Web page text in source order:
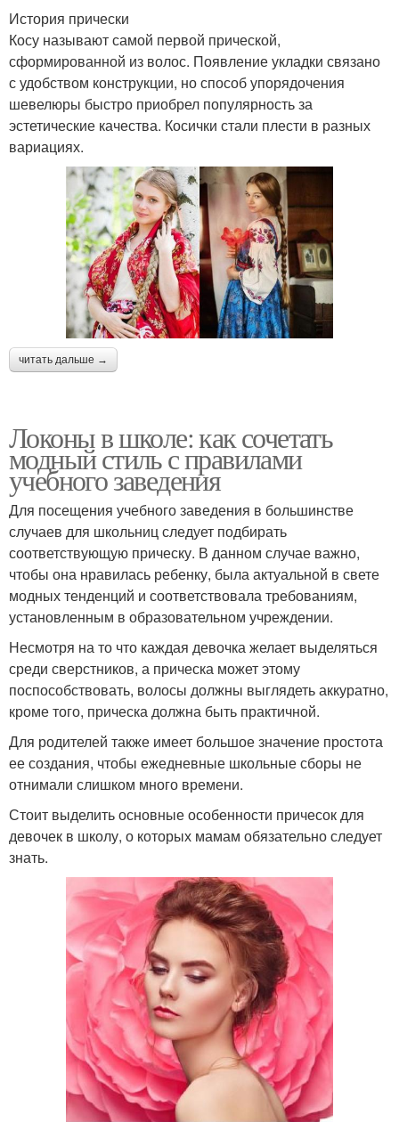
История прически
Косу называют самой первой прической,
сформированной из волос. Появление укладки связано
с удобством конструкции, но способ упорядочения
шевелюры быстро приобрел популярность за
эстетические качества. Косички стали плести в разных
вариациях.
читать дальше →
Локоны в школе: как сочетать
модный стиль с правилами
учебного заведения
Для посещения учебного заведения в большинстве
случаев для школьниц следует подбирать
соответствующую прическу. В данном случае важно,
чтобы она нравилась ребенку, была актуальной в свете
модных тенденций и соответствовала требованиям,
установленным в образовательном учреждении.
Несмотря на то что каждая девочка желает выделяться
среди сверстников, а прическа может этому
поспособствовать, волосы должны выглядеть аккуратно,
кроме того, прическа должна быть практичной.
Для родителей также имеет большое значение простота
ее создания, чтобы ежедневные школьные сборы не
отнимали слишком много времени.
Стоит выделить основные особенности причесок для
девочек в школу, о которых мамам обязательно следует
знать.